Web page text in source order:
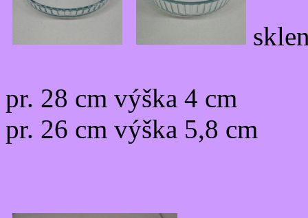
pr. 28 cm výška 4 cm
pr. 26 cm výška 5,8 cm